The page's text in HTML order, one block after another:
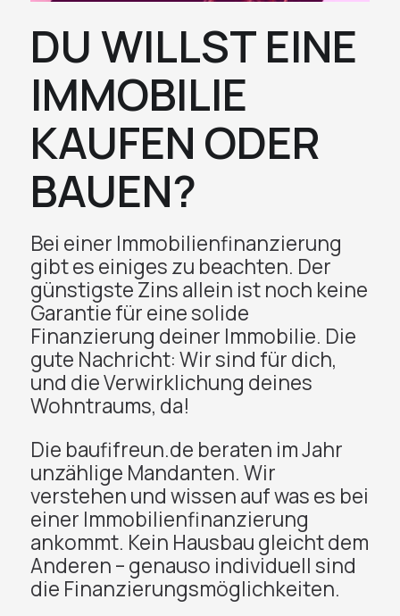
DU WILLST EINE
IMMOBILIE
KAUFEN ODER
BAUEN?
Bei einer Immobilienfinanzierung
gibt es einiges zu beachten. Der
günstigste Zins allein ist noch keine
Garantie für eine solide
Finanzierung deiner Immobilie. Die
gute Nachricht: Wir sind für dich,
und die Verwirklichung deines
Wohntraums, da!
Die baufifreun.de beraten im Jahr
unzählige Mandanten. Wir
verstehen und wissen auf was es bei
einer Immobilienfinanzierung
ankommt. Kein Hausbau gleicht dem
Anderen – genauso individuell sind
die Finanzierungsmöglichkeiten.